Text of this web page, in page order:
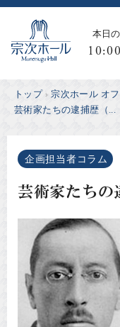
本日
トップ 宗次ホール オ
芸術家たちの逮捕歴（...
企画担当者コラム
芸術家たちの